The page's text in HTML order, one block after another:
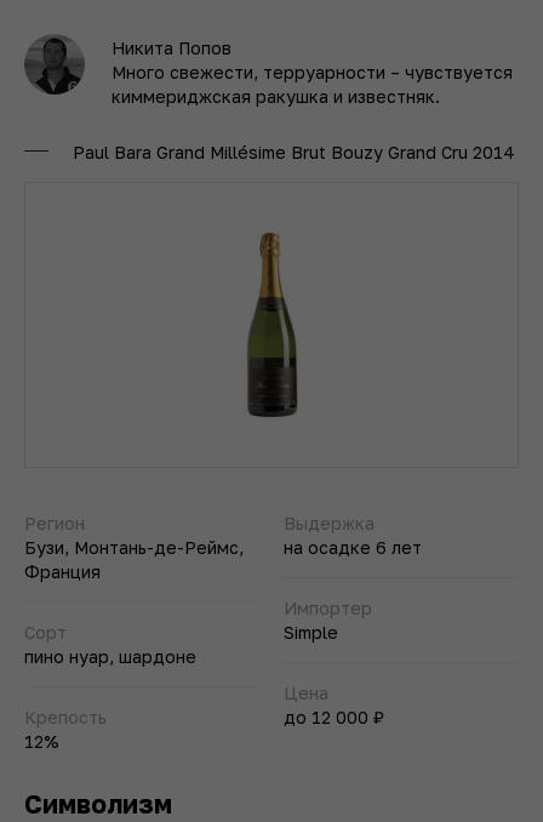
Никита Попов
Много свежести, терруарности – чувствуется
киммериджская ракушка и известняк.
Paul Bara Grand Millésime Brut Bouzy Grand Cru 2014
Регион
Бузи, Монтань-де-Реймс,
Франция
Сорт
пино нуар, шардоне
Крепость
12%
Выдержка
на осадке 6 лет
Импортер
Simple
Цена
до 12 000 ₽
Символизм